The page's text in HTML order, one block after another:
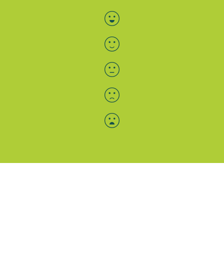
Bewertung auswählen